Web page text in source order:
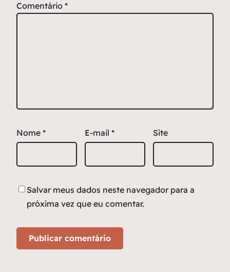
Comentário *
Nome * E-mail * Site
Salvar meus dados neste navegador para a
próxima vez que eu comentar.